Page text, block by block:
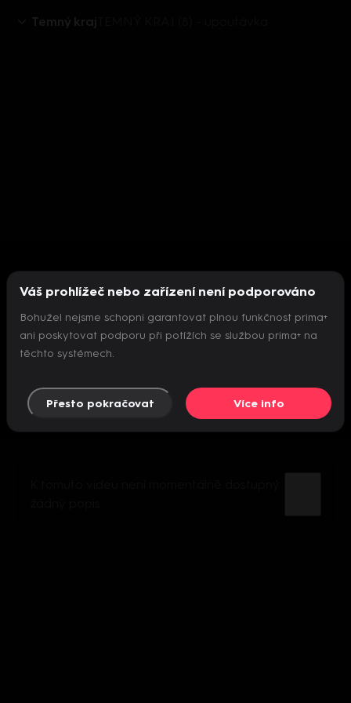
Temný kraj
Nepodařilo se inicializovat přehrávač
Váš prohlížeč nebo zařízení není podporováno
Bohužel nejsme schopni garantovat plnou funkčnost prima+
ani poskytovat podporu při potížích se službou prima+ na
těchto systémech.
Přesto pokračovat Více info